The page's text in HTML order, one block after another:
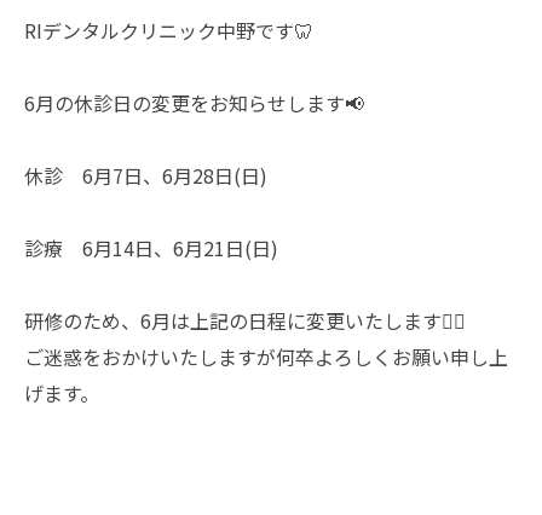
RIデンタルクリニック中野です🦷
6月の休診日の変更をお知らせします📢
休診 6月7日、6月28日(日)
診療 6月14日、6月21日(日)
研修のため、6月は上記の日程に変更いたします🙇‍♀️
ご迷惑をおかけいたしますが何卒よろしくお願い申し上
げます。